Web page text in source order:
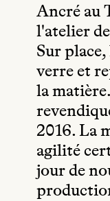
Ancré au
l'atelier
Sur
verre et
la
2016. La
agilité
jour de